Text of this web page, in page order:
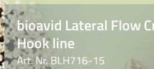
bioavid Lateral Flow
Hook line
Art. Nr. BLH716-15